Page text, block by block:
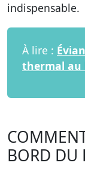
indispensable.
À lire :
thermal au
BORD DU